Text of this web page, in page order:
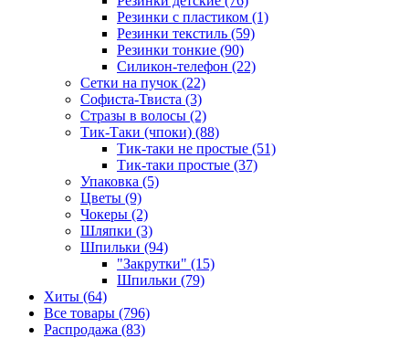
Резинки с пластиком (1)
Резинки текстиль (59)
Резинки тонкие (90)
Силикон-телефон (22)
Сетки на пучок (22)
Софиста-Твиста (3)
Стразы в волосы (2)
Тик-Таки (чпоки) (88)
Тик-таки не простые (51)
Тик-таки простые (37)
Упаковка (5)
Цветы (9)
Чокеры (2)
Шляпки (3)
Шпильки (94)
"Закрутки" (15)
Шпильки (79)
Хиты (64)
Все товары (796)
Распродажа (83)